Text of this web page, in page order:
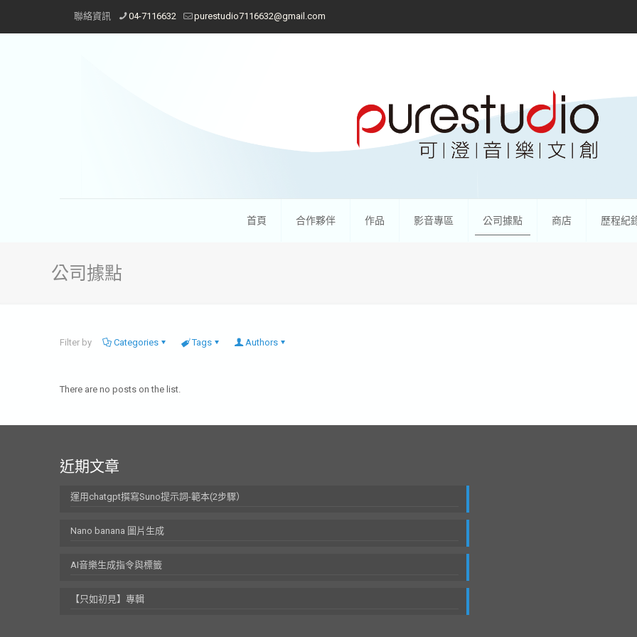
聯絡資訊 04-7116632 purestudio7116632@gmail.com
首頁 合作夥伴 作品 影音專區 公司據點 商店 歷程紀
公司據點
Filter by Categories Tags Authors
There are no posts on the list.
近期文章
運用chatgpt撰寫Suno提示詞-範本(2步驟）
Nano banana 圖片生成
AI音樂生成指令與標籤
【只如初見】專輯